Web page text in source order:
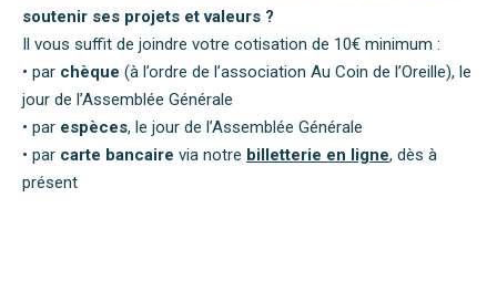
soutenir ses projets et valeurs ?
Il vous suffit de joindre votre cotisation de 10€ minimum :
• par chèque (à l’ordre de l’association Au Coin de l’Oreille), le
jour de l’Assemblée Générale
• par espèces, le jour de l’Assemblée Générale
• par carte bancaire via notre billetterie en ligne, dès à
présent